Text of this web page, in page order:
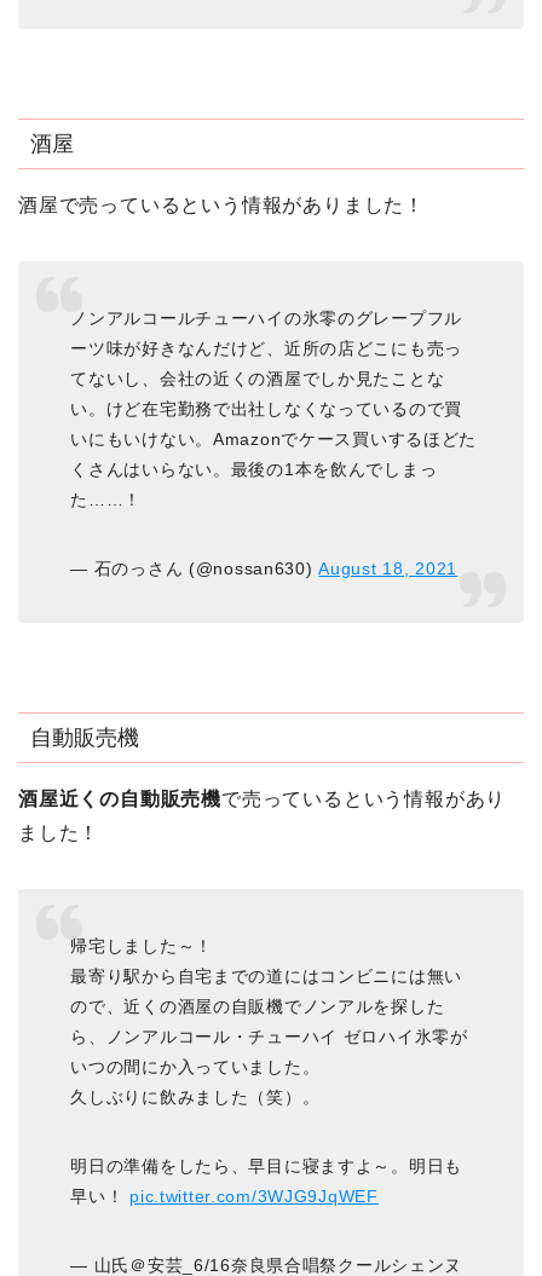
酒屋
酒屋で売っているという情報がありました！
ノンアルコールチューハイの氷零のグレープフル
ーツ味が好きなんだけど、近所の店どこにも売っ
てないし、会社の近くの酒屋でしか見たことな
い。けど在宅勤務で出社しなくなっているので買
いにもいけない。Amazonでケース買いするほどた
くさんはいらない。最後の1本を飲んでしまっ
た……！
— 石のっさん (@nossan630)August 18, 2021
自動販売機
酒屋近くの自動販売機で売っているという情報があり
ました！
帰宅しました～！
最寄り駅から自宅までの道にはコンビニには無い
ので、近くの酒屋の自販機でノンアルを探した
ら、ノンアルコール・チューハイ ゼロハイ氷零が
いつの間にか入っていました。
久しぶりに飲みました（笑）。
明日の準備をしたら、早目に寝ますよ～。明日も
早い！ pic.twitter.com/3WJG9JqWEF
— 山氏＠安芸_6/16奈良県合唱祭クールシェンヌ